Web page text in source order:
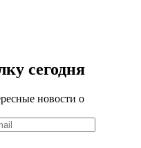
сегодня
новости о